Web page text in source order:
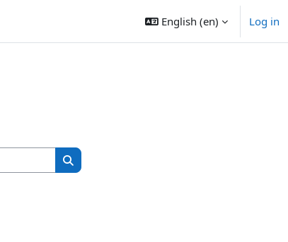
English ‎(en)‎ Log in
Search courses
Search courses